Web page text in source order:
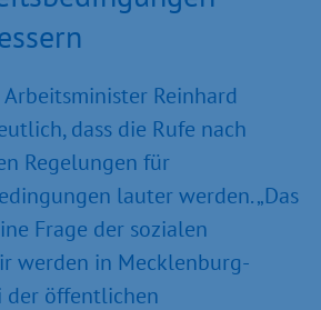
Reinhard
dass die Rufe nach
Regelungen für
lauter werden. „Das
Frage der sozialen
werden in Mecklenburg-
der öffentlichen